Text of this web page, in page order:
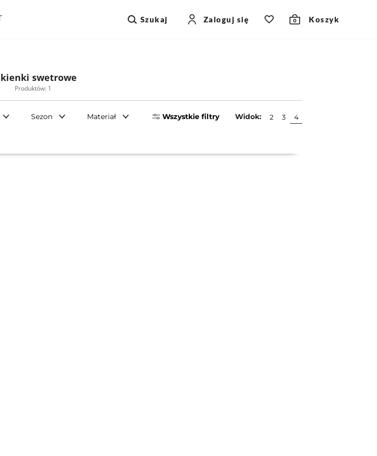
Szukaj Zaloguj się 0 Koszyk
swetrowe
Produktów: 1
Sezon Materiał Wszystkie filtry Widok: 2 3 4